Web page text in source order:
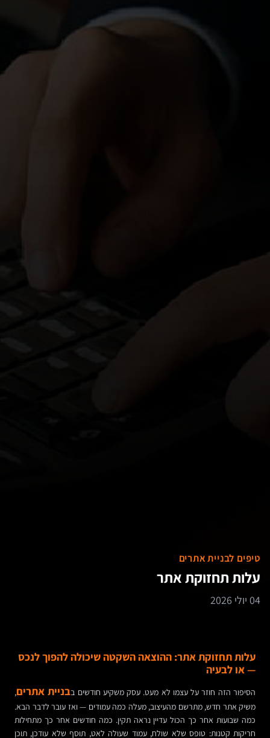
טיפים לבניית אתרים
עלות תחזוקת אתר
04 יולי 2026
עלות תחזוקת אתר: ההוצאה השקטה שיכולה להפוך לנכס
— או לבעיה
הסיפור הזה חוזר על עצמו לא מעט. עסק משקיע חודשים בבניית אתרים,
משיק אתר חדש, מתרשם מהעיצוב, מעלה כמה עמודים — ואז עובר לדבר הבא.
כמה שבועות אחר כך הכול עדיין נראה תקין. כמה חודשים אחר כך מתחילות
חריקות קטנות: טופס שלא שולח, עמוד שעולה לאט, תוסף שלא עודכן, תוכן